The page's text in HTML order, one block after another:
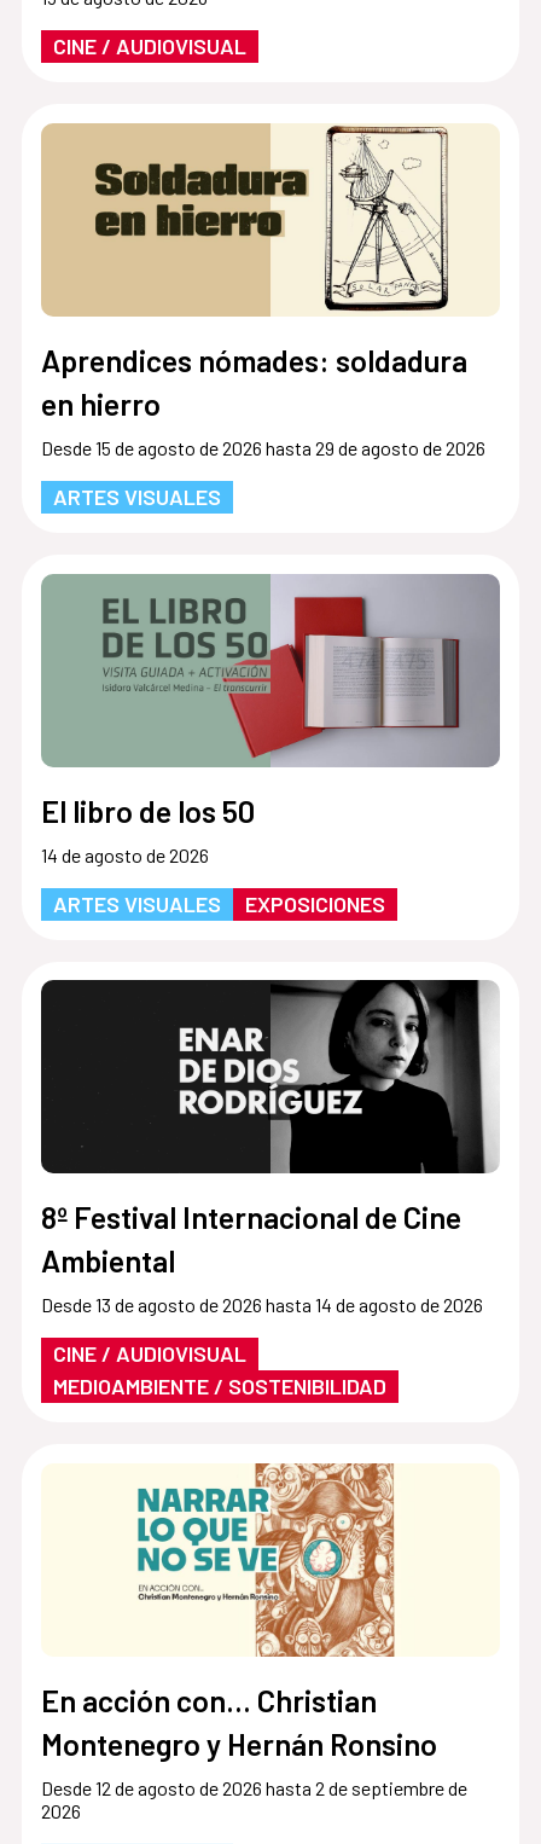
CINE / AUDIOVISUAL
Aprendices nómades: soldadura
en hierro
Desde 15 de agosto de 2026 hasta 29 de agosto de 2026
ARTES VISUALES
El libro de los 50
14 de agosto de 2026
ARTES VISUALES EXPOSICIONES
8º Festival Internacional de Cine
Ambiental
Desde 13 de agosto de 2026 hasta 14 de agosto de 2026
CINE / AUDIOVISUAL
MEDIOAMBIENTE / SOSTENIBILIDAD
En acción con... Christian
Montenegro y Hernán Ronsino
Desde 12 de agosto de 2026 hasta 2 de septiembre de
2026